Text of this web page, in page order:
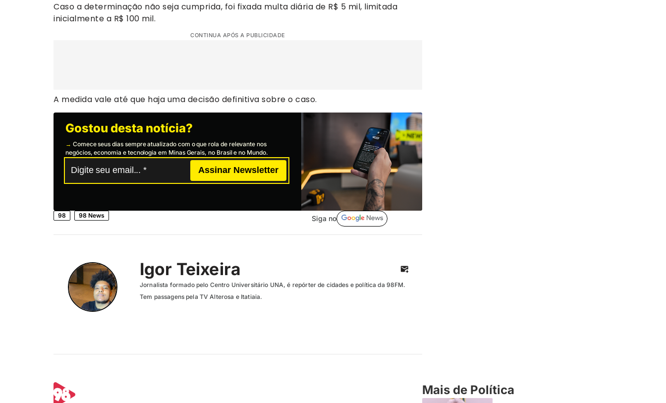
Caso a determinação não seja cumprida, foi fixada multa diária de R$ 5 mil, limitada
inicialmente a R$ 100 mil.
CONTINUA APÓS A PUBLICIDADE
A medida vale até que haja uma decisão definitiva sobre o caso.
Gostou desta notícia?
→ Comece seus dias sempre atualizado com o que rola de relevante nos
negócios, economia e tecnologia em Minas Gerais, no Brasil e no Mundo.
Assinar Newsletter
98 98 News Siga no
Igor Teixeira
Jornalista formado pelo Centro Universitário UNA, é repórter de cidades e política da 98FM.
Tem passagens pela TV Alterosa e Itatiaia.
Mais de Política